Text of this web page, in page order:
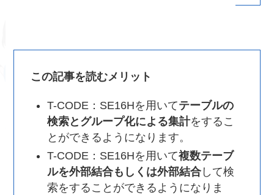
この記事を読むメリット
T-CODE：SE16Hを用いてテーブルの
検索とグループ化による集計をするこ
とができるようになります。
T-CODE：SE16Hを用いて複数テーブ
ルを外部結合もしくは外部結合 して検
索をすることができるようになりま